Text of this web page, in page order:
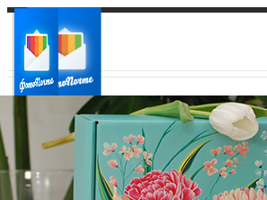
Ваш город:
Ваш регион доставки